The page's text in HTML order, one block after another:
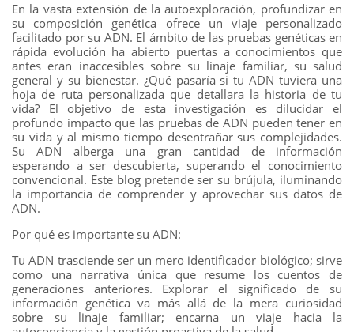
En la vasta extensión de la autoexploración, profundizar en
su composición genética ofrece un viaje personalizado
facilitado por su ADN. El ámbito de las pruebas genéticas en
rápida evolución ha abierto puertas a conocimientos que
antes eran inaccesibles sobre su linaje familiar, su salud
general y su bienestar. ¿Qué pasaría si tu ADN tuviera una
hoja de ruta personalizada que detallara la historia de tu
vida? El objetivo de esta investigación es dilucidar el
profundo impacto que las pruebas de ADN pueden tener en
su vida y al mismo tiempo desentrañar sus complejidades.
Su ADN alberga una gran cantidad de información
esperando a ser descubierta, superando el conocimiento
convencional. Este blog pretende ser su brújula, iluminando
la importancia de comprender y aprovechar sus datos de
ADN.
Por qué es importante su ADN:
Tu ADN trasciende ser un mero identificador biológico; sirve
como una narrativa única que resume los cuentos de
generaciones anteriores. Explorar el significado de su
información genética va más allá de la mera curiosidad
sobre su linaje familiar; encarna un viaje hacia la